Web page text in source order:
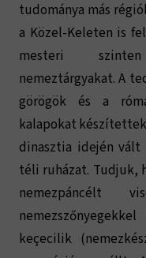
tudománya más
a Közel-Keleten is
mesteri
nemeztárgyakat. A
görögök és a
kalapokat
dinasztia idején vált
téli ruházat. Tudjuk,
keçecilik